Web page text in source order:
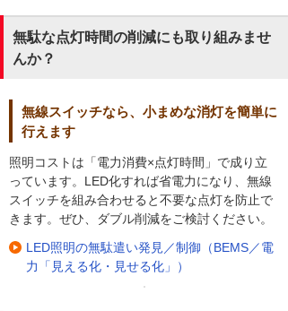
無駄な点灯時間の削減にも取り組みませ
んか？
無線スイッチなら、小まめな消灯を簡単に
行えます
照明コストは「電力消費×点灯時間」で成り立
っています。LED化すれば省電力になり、無線
スイッチを組み合わせると不要な点灯を防止で
きます。ぜひ、ダブル削減をご検討ください。
LED照明の無駄遣い発見／制御（BEMS／電
力「見える化・見せる化」）